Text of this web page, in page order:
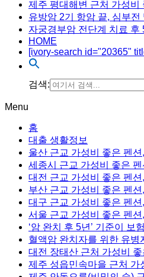
제주 평대해변 근처 가성비
유방암 2기 항암 끝, 심부
자궁경부암 전단계 치료 후
HOME
[ivory-search id="20365"
검색:
Menu
홈
대출 생활정보
울산 근교 가성비 좋은 펜
세종시 근교 가성비 좋은
대전 근교 가성비 좋은 펜
부산 근교 가성비 좋은 펜
대구 근교 가성비 좋은 펜
서울 근교 가성비 좋은 펜
‘암 완치 후 5년’ 기준이
혈액암 완치자를 위한 유병
대전 장태산 근처 가성비
제주 성읍민속마을 근처 가